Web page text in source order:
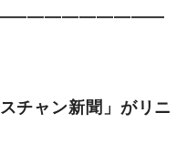
チャン新聞」がリニ